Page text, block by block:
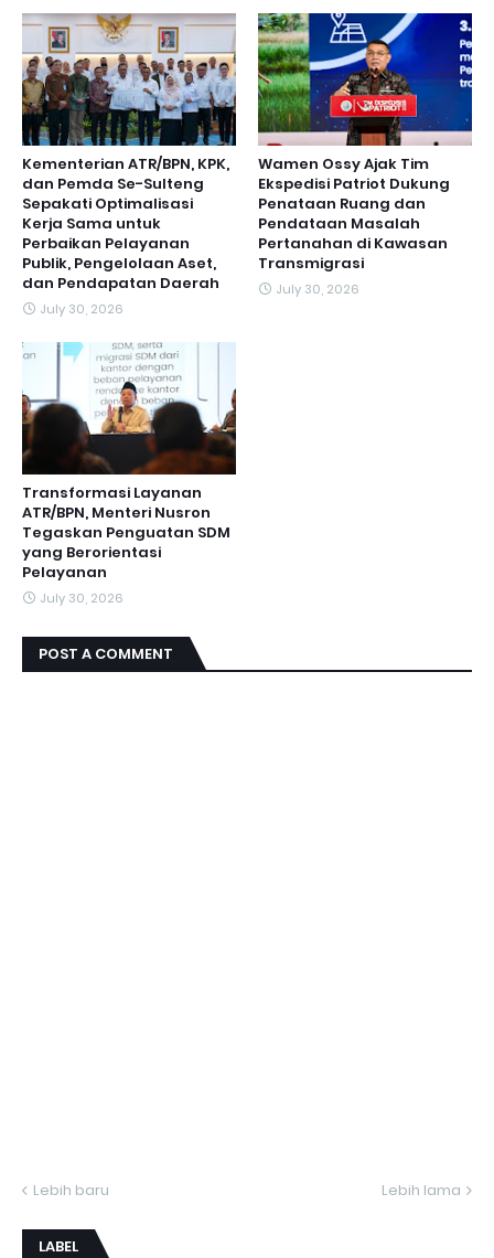
Kementerian ATR/BPN, KPK,
dan Pemda Se-Sulteng
Sepakati Optimalisasi
Kerja Sama untuk
Perbaikan Pelayanan
Publik, Pengelolaan Aset,
dan Pendapatan Daerah
July 30, 2026
Wamen Ossy Ajak Tim
Ekspedisi Patriot Dukung
Penataan Ruang dan
Pendataan Masalah
Pertanahan di Kawasan
Transmigrasi
July 30, 2026
Transformasi Layanan
ATR/BPN, Menteri Nusron
Tegaskan Penguatan SDM
yang Berorientasi
Pelayanan
July 30, 2026
POST A COMMENT
Lebih baru Lebih lama
LABEL